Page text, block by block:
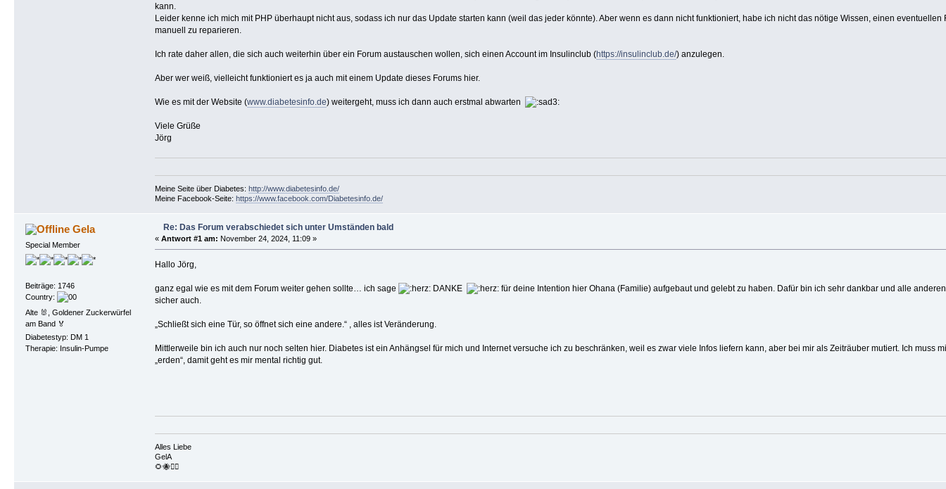
kann.
Leider kenne ich mich mit PHP überhaupt nicht aus, sodass ich nur das Update starten kann (weil das jeder könnte). Aber wenn es dann nicht funktioniert, habe ich nicht das nötige Wissen, einen eventuellen
manuell zu reparieren.
Ich rate daher allen, die sich auch weiterhin über ein Forum austauschen wollen, sich einen Account im Insulinclub (https://insulinclub.de/) anzulegen.
Aber wer weiß, vielleicht funktioniert es ja auch mit einem Update dieses Forums hier.
Wie es mit der Website (www.diabetesinfo.de) weitergeht, muss ich dann auch erstmal abwarten
Viele Grüße
Jörg
Meine Seite über Diabetes: http://www.diabetesinfo.de/
Meine Facebook-Seite: https://www.facebook.com/Diabetesinfo.de/
Gela
Special Member
Beiträge: 1746
Country:
Alte 🐰, Goldener Zuckerwürfel
am Band 🏅
Diabetestyp: DM 1
Therapie: Insulin-Pumpe
Re: Das Forum verabschiedet sich unter Umständen bald
« Antwort #1 am: November 24, 2024, 11:09 »
Hallo Jörg,
ganz egal wie es mit dem Forum weiter gehen sollte… ich sage DANKE
für deine Intention hier Ohana (Familie) aufgebaut und gelebt zu haben. Dafür bin ich sehr dankbar und alle
sicher auch.
„Schließt sich eine Tür, so öffnet sich eine andere.“ , alles ist Veränderung.
Mittlerweile bin ich auch nur noch selten hier. Diabetes ist ein Anhängsel für mich und Internet versuche ich zu beschränken, weil es zwar viele Infos liefern kann, aber bei mir als Zeiträuber mutiert. Ich muss
„erden“, damit geht es mir mental richtig gut.
Alles Liebe
GelA
🌻🐝🏴‍☠️